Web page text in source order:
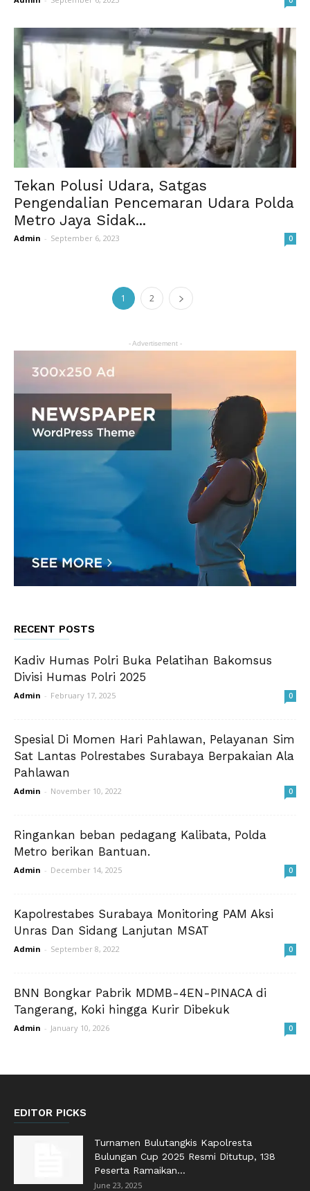
Tekan Polusi Udara, Satgas
Pengendalian Pencemaran Udara Polda
Metro Jaya Sidak...
Admin - September 6, 2023 0
1 2
- Advertisement -
RECENT POSTS
Kadiv Humas Polri Buka Pelatihan Bakomsus
Divisi Humas Polri 2025
Admin - February 17, 2025 0
Spesial Di Momen Hari Pahlawan, Pelayanan Sim
Sat Lantas Polrestabes Surabaya Berpakaian Ala
Pahlawan
Admin - November 10, 2022 0
Ringankan beban pedagang Kalibata, Polda
Metro berikan Bantuan.
Admin - December 14, 2025 0
Kapolrestabes Surabaya Monitoring PAM Aksi
Unras Dan Sidang Lanjutan MSAT
Admin - September 8, 2022 0
BNN Bongkar Pabrik MDMB-4EN-PINACA di
Tangerang, Koki hingga Kurir Dibekuk
Admin - January 10, 2026 0
EDITOR PICKS
Turnamen Bulutangkis Kapolresta
Bulungan Cup 2025 Resmi Ditutup, 138
Peserta Ramaikan...
June 23, 2025